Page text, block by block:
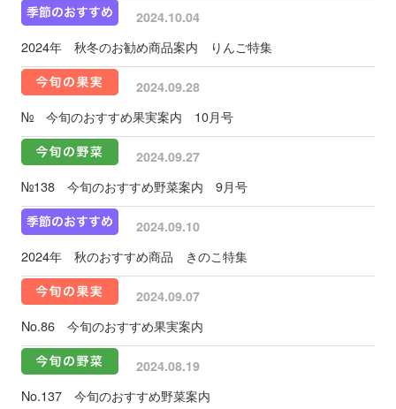
2024.10.04
2024年 秋冬のお勧め商品案内 りんご特集
2024.09.28
№ 今旬のおすすめ果実案内 10月号
2024.09.27
№138 今旬のおすすめ野菜案内 9月号
2024.09.10
2024年 秋のおすすめ商品 きのこ特集
2024.09.07
No.86 今旬のおすすめ果実案内
2024.08.19
No.137 今旬のおすすめ野菜案内